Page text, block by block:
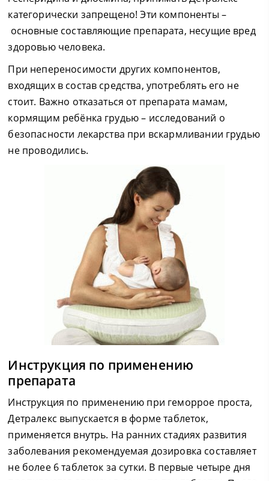
категорически запрещено! Эти компоненты –
основные составляющие препарата, несущие вред
здоровью человека.
При непереносимости других компонентов,
входящих в состав средства, употреблять его не
стоит. Важно отказаться от препарата мамам,
кормящим ребёнка грудью – исследований о
безопасности лекарства при вскармливании грудью
не проводились.
Инструкция по применению
препарата
Инструкция по применению при геморрое проста,
Детралекс выпускается в форме таблеток,
применяется внутрь. На ранних стадиях развития
заболевания рекомендуемая дозировка составляет
не более 6 таблеток за сутки. В первые четыре дня